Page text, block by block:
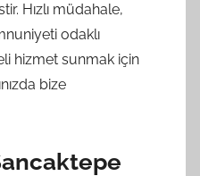
Hızlı müdahale,
odaklı
hizmet sunmak için
bize